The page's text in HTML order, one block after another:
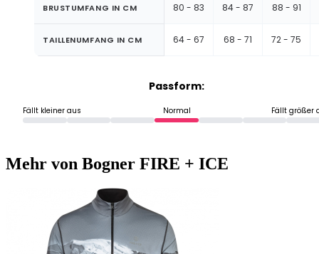
BRUSTUMFANG IN CM 80 - 83 84 - 87 88 - 91
TAILLENUMFANG IN CM 64 - 67 68 - 71 72 - 75
Passform:
Fällt kleiner aus Normal Fällt größer
Mehr von Bogner FIRE + ICE